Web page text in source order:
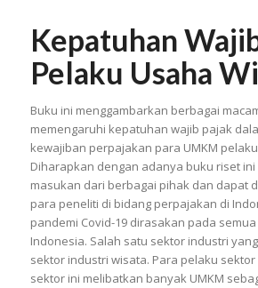
Kepatuhan
Pelaku Usaha
Buku ini menggambarkan berbagai
memengaruhi kepatuhan wajib pajak
kewajiban perpajakan para UMKM
Diharapkan dengan adanya buku riset
masukan dari berbagai pihak dan dapat
para peneliti di bidang perpajakan di
pandemi Covid-19 dirasakan pada
Indonesia. Salah satu sektor industri
sektor industri wisata. Para pelaku
sektor ini melibatkan banyak UMKM